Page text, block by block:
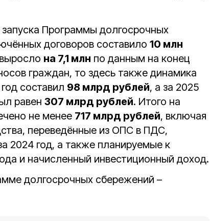
Программы долгосрочных
договоров составило 10 млн
на 7,1 млн по данным на конец
граждан, то здесь также динамика
составил 98 млрд рублей, а за 2025
равен 307 млрд рублей. Итого на
не менее 717 млрд рублей, включая
переведённые из ОПС в ПДС,
2024 год, а также планируемые к
и начисленный инвестиционный доход.
долгосрочных сбережений –